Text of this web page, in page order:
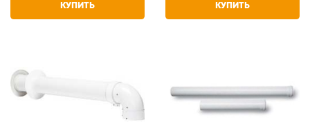
КУПИТЬ КУПИТЬ